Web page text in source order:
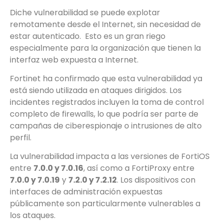
Diche vulnerabilidad se puede explotar
remotamente desde el Internet, sin necesidad de
estar autenticado. Esto es un gran riego
especialmente para la organización que tienen la
interfaz web expuesta a Internet.
Fortinet ha confirmado que esta vulnerabilidad ya
está siendo utilizada en ataques dirigidos. Los
incidentes registrados incluyen la toma de control
completo de firewalls, lo que podría ser parte de
campañas de ciberespionaje o intrusiones de alto
perfil.
La vulnerabilidad impacta a las versiones de FortiOS
entre 7.0.0 y 7.0.16, así como a FortiProxy entre
7.0.0 y 7.0.19 y 7.2.0 y 7.2.12. Los dispositivos con
interfaces de administración expuestas
públicamente son particularmente vulnerables a
los ataques.